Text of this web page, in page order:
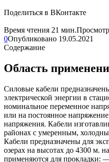
Поделиться в ВКонтакте
Время чтения 21 мин.
0Опубликовано 19.05.2021
Содержание
Область
Силовые кабели
электрической энергии в
номинальное переменное
или на постоянное
напряжения. Кабели
районах с умеренным,
Кабели предназначены для
озерах на высотах до 4300 м.
применяются для прокладки: